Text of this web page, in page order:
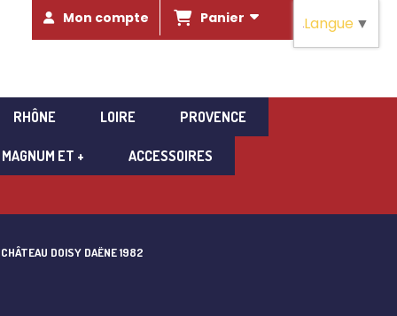
Mon compte Panier
RHÔNE LOIRE PROVENCE
MAGNUM ET + ACCESSOIRES
CHÂTEAU DOISY DAËNE 1982
Langue ▼